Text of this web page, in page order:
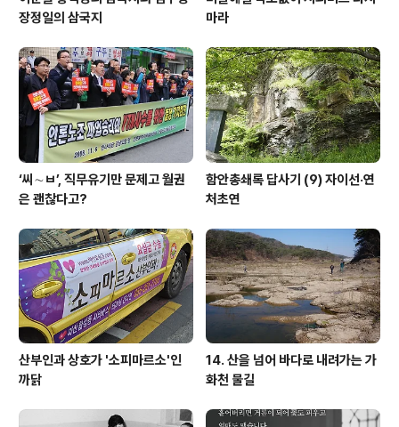
장정일의 삼국지
마라
‘씨∼ㅂ’, 직무유기만 문제고 월권
은 괜찮다고?
함안총쇄록 답사기 (9) 자이선·연
처초연
산부인과 상호가 '소피마르소'인
까닭
14. 산을 넘어 바다로 내려가는 가
화천 물길